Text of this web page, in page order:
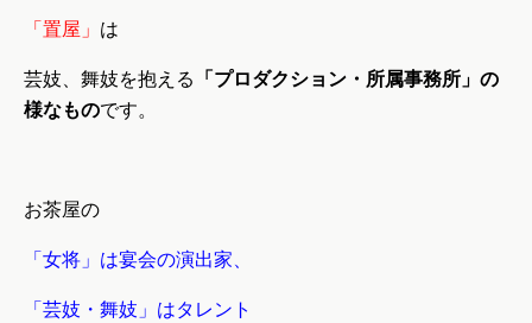
「置屋」 は
芸妓、舞妓を抱える 「プロダクション・所属事務所」の
様なものです。
お茶屋の
「女将」は宴会の演出家、
「芸妓・舞妓」はタレント